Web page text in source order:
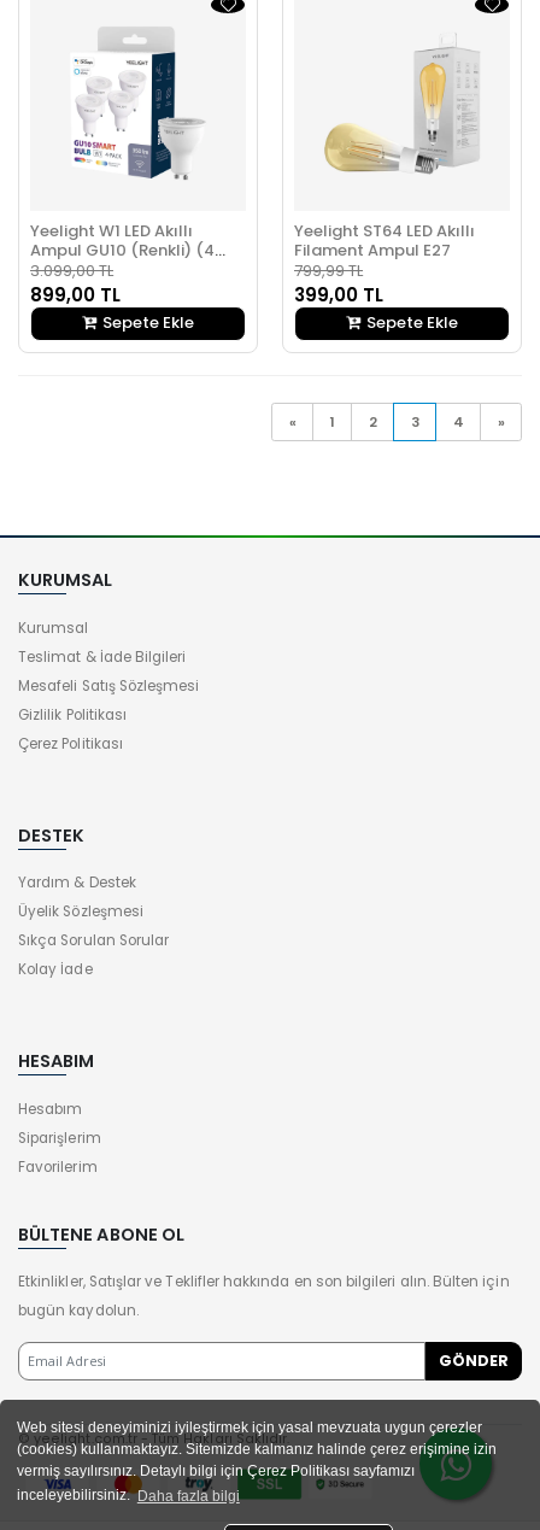
Web sitesi deneyiminizi iyileştirmek için yasal mevzuata uygun çerezler
(cookies) kullanmaktayız. Sitemizde kalmanız halinde çerez erişimine izin
vermiş sayılırsınız. Detaylı bilgi için Çerez Politikası sayfamızı
inceleyebilirsiniz.Daha fazla bilgi
Yeelight W1 LED Akıllı
Ampul GU10 (Renkli) (4
Adet)
3.099,00 TL
899,00 TL
Sepete Ekle
Yeelight ST64 LED Akıllı
Filament Ampul E27
799,99 TL
399,00 TL
Sepete Ekle
« 1 2 3 4 »
KURUMSAL
Kurumsal
Teslimat & İade Bilgileri
Mesafeli Satış Sözleşmesi
Gizlilik Politikası
Çerez Politikası
DESTEK
Yardım & Destek
Üyelik Sözleşmesi
Sıkça Sorulan Sorular
Kolay İade
HESABIM
Hesabım
Siparişlerim
Favorilerim
BÜLTENE ABONE OL
Etkinlikler, Satışlar ve Teklifler hakkında en son bilgileri alın. Bülten için
bugün kaydolun.
© yeelight.com.tr - Tüm Hakları Saklıdır.